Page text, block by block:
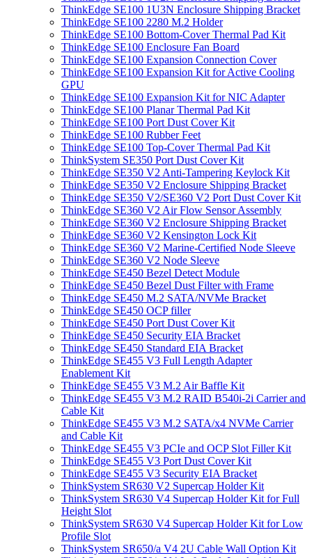
ThinkEdge SE100 1U3N Enclosure Shipping Bracket
ThinkEdge SE100 2280 M.2 Holder
ThinkEdge SE100 Bottom-Cover Thermal Pad Kit
ThinkEdge SE100 Enclosure Fan Board
ThinkEdge SE100 Expansion Connection Cover
ThinkEdge SE100 Expansion Kit for Active Cooling
GPU
ThinkEdge SE100 Expansion Kit for NIC Adapter
ThinkEdge SE100 Planar Thermal Pad Kit
ThinkEdge SE100 Port Dust Cover Kit
ThinkEdge SE100 Rubber Feet
ThinkEdge SE100 Top-Cover Thermal Pad Kit
ThinkSystem SE350 Port Dust Cover Kit
ThinkEdge SE350 V2 Anti-Tampering Keylock Kit
ThinkEdge SE350 V2 Enclosure Shipping Bracket
ThinkEdge SE350 V2/SE360 V2 Port Dust Cover Kit
ThinkEdge SE360 V2 Air Flow Sensor Assembly
ThinkEdge SE360 V2 Enclosure Shipping Bracket
ThinkEdge SE360 V2 Kensington Lock Kit
ThinkEdge SE360 V2 Marine-Certified Node Sleeve
ThinkEdge SE360 V2 Node Sleeve
ThinkEdge SE450 Bezel Detect Module
ThinkEdge SE450 Bezel Dust Filter with Frame
ThinkEdge SE450 M.2 SATA/NVMe Bracket
ThinkEdge SE450 OCP filler
ThinkEdge SE450 Port Dust Cover Kit
ThinkEdge SE450 Security EIA Bracket
ThinkEdge SE450 Standard EIA Bracket
ThinkEdge SE455 V3 Full Length Adapter
Enablement Kit
ThinkEdge SE455 V3 M.2 Air Baffle Kit
ThinkEdge SE455 V3 M.2 RAID B540i-2i Carrier and
Cable Kit
ThinkEdge SE455 V3 M.2 SATA/x4 NVMe Carrier
and Cable Kit
ThinkEdge SE455 V3 PCIe and OCP Slot Filler Kit
ThinkEdge SE455 V3 Port Dust Cover Kit
ThinkEdge SE455 V3 Security EIA Bracket
ThinkSystem SR630 V2 Supercap Holder Kit
ThinkSystem SR630 V4 Supercap Holder Kit for Full
Height Slot
ThinkSystem SR630 V4 Supercap Holder Kit for Low
Profile Slot
ThinkSystem SR650/a V4 2U Cable Wall Option Kit